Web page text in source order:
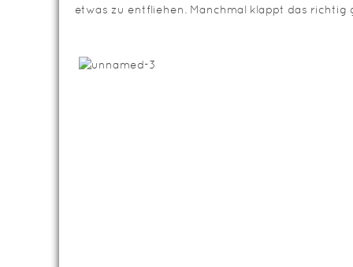
etwas zu entfliehen. Manchmal klappt das richtig